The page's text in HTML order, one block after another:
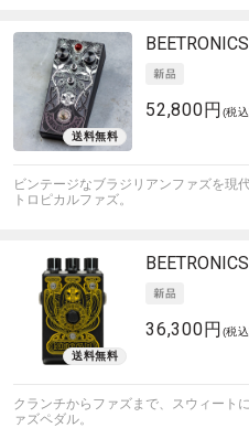
BEETRONICS
52,800円 (税
ビンテージなブラジリアンファズを現
トロピカルファズ。
BEETRONICS
36,300円 (税
クランチからファズまで、スウィート
ァズペダル。